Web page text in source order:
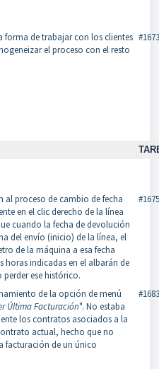
forma de trabajar con los clientes
el proceso con el resto
al proceso de cambio de fecha
en el clic derecho de la línea
cuando la fecha de devolución
del envío (inicio) de la línea, el
de la máquina a esa fecha
horas indicadas en el albarán de
ese histórico.
de la opción de menú
Última Facturación". No estaba
los contratos asociados a la
actual, hecho que no
facturación de un único